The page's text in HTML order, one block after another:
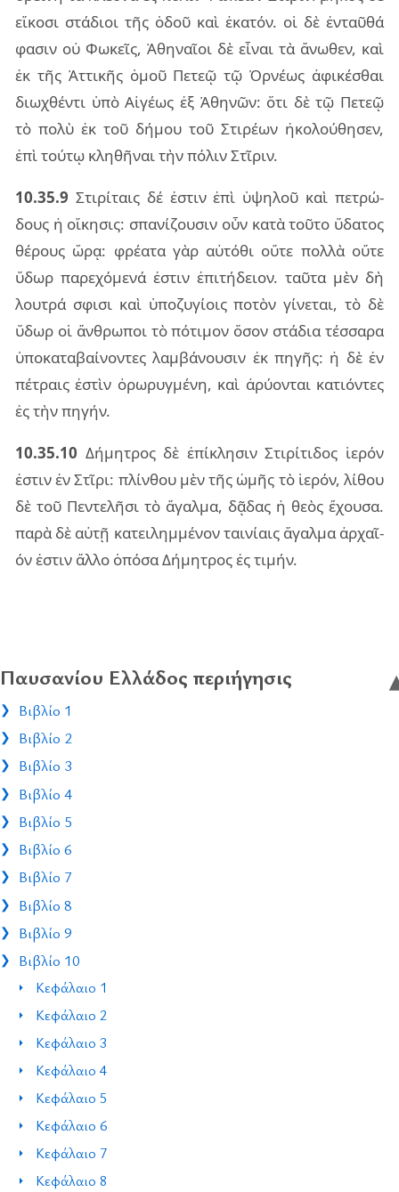
εἴ­κο­σι στά­διοι τῆς ὁδοῦ καὶ ἑκα­τόν. οἱ δὲ ἐν­ταῦ­θά
φα­σιν οὐ Φωκεῖς, Ἀθη­ναῖ­οι δὲ εἶ­ναι τὰ ἄνω­θεν, καὶ
ἐκ τῆς Ἀττι­κῆς ὁμοῦ Πετεῷ τῷ Ὀρνέ­ως ἀφι­κέ­σθαι
διω­χθέν­τι ὑπὸ Αἰγέ­ως ἐξ Ἀθη­νῶν: ὅτι δὲ τῷ Πετεῷ
τὸ πολὺ ἐκ τοῦ δή­μου τοῦ Στι­ρέ­ων ἠκο­λού­θη­σεν,
ἐπὶ τού­τῳ κλη­θῆ­ναι τὴν πό­λιν Στῖ­ριν.
10.35.9 Στι­ρί­ταις δέ ἐστιν ἐπὶ ὑψη­λοῦ καὶ πε­τρώ­
δους ἡ οἴ­κη­σις: σπα­νί­ζου­σιν οὖν κατὰ τοῦ­το ὕδα­τος
θέ­ρους ὥρᾳ: φρέ­α­τα γὰρ αὐ­τό­θι οὔτε πολ­λὰ οὔτε
ὕδωρ πα­ρε­χό­με­νά ἐστιν ἐπι­τή­δειον. ταῦ­τα μὲν δὴ
λου­τρά σφι­σι καὶ ὑπο­ζυ­γί­οις πο­τὸν γί­νε­ται, τὸ δὲ
ὕδωρ οἱ ἄν­θρω­ποι τὸ πό­τι­μον ὅσον στά­δια τέσ­σα­ρα
ὑπο­κα­τα­βαί­νον­τες λαμ­βά­νου­σιν ἐκ πη­γῆς: ἡ δὲ ἐν
πέ­τραις ἐστὶν ὀρω­ρυγ­μέ­νη, καὶ ἀρύ­ον­ται κα­τιόν­τες
ἐς τὴν πη­γήν.
10.35.10 Δήμη­τρος δὲ ἐπί­κλη­σιν Στι­ρί­τι­δος ἱε­ρόν
ἐστιν ἐν Στῖρι: πλίν­θου μὲν τῆς ὠμῆς τὸ ἱε­ρόν, λί­θου
δὲ τοῦ Πεν­τε­λῆ­σι τὸ ἄγαλ­μα, δᾷ­δας ἡ θεὸς ἔχου­σα.
παρὰ δὲ αὐτῇ κα­τει­λημ­μέ­νον ται­νί­αις ἄγαλ­μα ἀρ­χαῖ­
όν ἐστιν ἄλλο ὁπό­σα Δήμη­τρος ἐς τι­μήν.
Παυσανίου Ελλάδος περιήγησις
Βιβλίο 1
Βιβλίο 2
Βιβλίο 3
Βιβλίο 4
Βιβλίο 5
Βιβλίο 6
Βιβλίο 7
Βιβλίο 8
Βιβλίο 9
Βιβλίο 10
Κεφάλαιο 1
Κεφάλαιο 2
Κεφάλαιο 3
Κεφάλαιο 4
Κεφάλαιο 5
Κεφάλαιο 6
Κεφάλαιο 7
Κεφάλαιο 8